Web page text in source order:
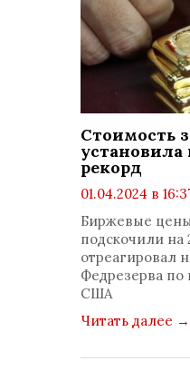
Стоимость
установила
рекорд
01.04.2024 в
Биржевые
подскочили на
отреагировал
Федрезерва
США
Читать далее →